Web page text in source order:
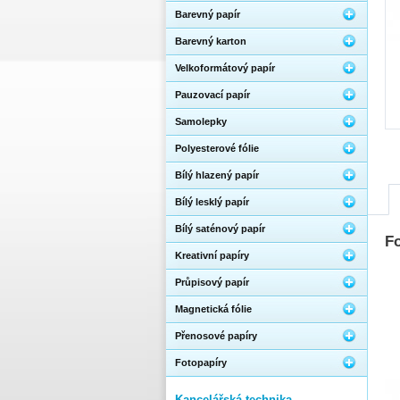
Barevný papír
Barevný karton
Velkoformátový papír
Pauzovací papír
Samolepky
Polyesterové fólie
Bílý hlazený papír
Bílý lesklý papír
Bílý saténový papír
Kreativní papíry
Průpisový papír
Magnetická fólie
Přenosové papíry
Fotopapíry